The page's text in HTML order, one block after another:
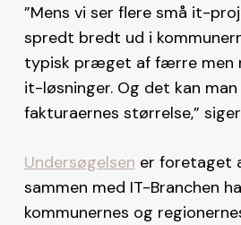
”Mens vi ser flere små it-
spredt bredt ud i
typisk præget af færre men
it-løsninger. Og det kan
fakturaernes størrelse,”
Undersøgelsen er foretaget
sammen med IT-Branchen
kommunernes og